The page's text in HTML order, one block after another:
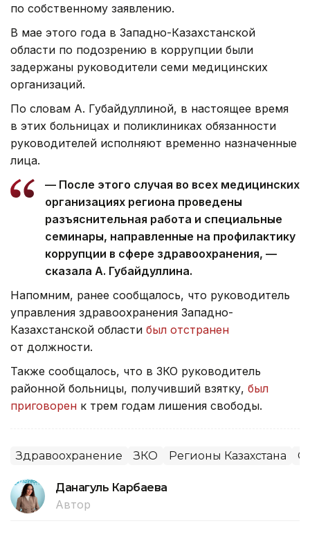
по собственному заявлению.
В мае этого года в Западно-Казахстанской
области по подозрению в коррупции были
задержаны руководители семи медицинских
организаций.
По словам А. Губайдуллиной, в настоящее время
в этих больницах и поликлиниках обязанности
руководителей исполняют временно назначенные
лица.
— После этого случая во всех медицинских
организациях региона проведены
разъяснительная работа и специальные
семинары, направленные на профилактику
коррупции в сфере здравоохранения, —
сказала А. Губайдуллина.
Напомним, ранее сообщалось, что руководитель
управления здравоохранения Западно-
Казахстанской области был отстранен
от должности.
Также сообщалось, что в ЗКО руководитель
районной больницы, получивший взятку, был
приговорен к трем годам лишения свободы.
Здравоохранение ЗКО Регионы Казахстана
Данагуль Карбаева
Автор